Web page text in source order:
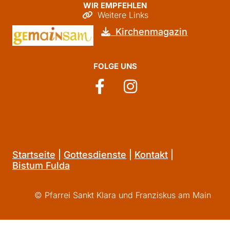
WIR EMPFEHLEN
 Weitere Links
 Kirchenmagazin
FOLGE UNS
Startseite Gottesdienste Kontakt
Bistum Fulda
© Pfarrei Sankt Klara und Franziskus am Main